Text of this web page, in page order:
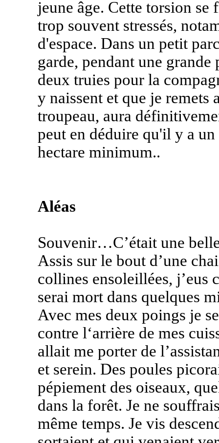
jeune âge. Cette torsion
trop souvent stressés,
d'espace. Dans un petit
garde, pendant une
deux truies pour la
y naissent et que je remets
troupeau, aura
peut en déduire qu'il y a
hectare minimum..
Aléas
Souvenir…C’était une
Assis sur le bout d’une
collines ensoleillées, j’eus
serai mort dans quelques
Avec mes deux poings je
contre l‘arrière de mes
allait me porter de
et serein. Des poules
pépiement des oiseaux,
dans la forêt. Je ne
même temps. Je vis